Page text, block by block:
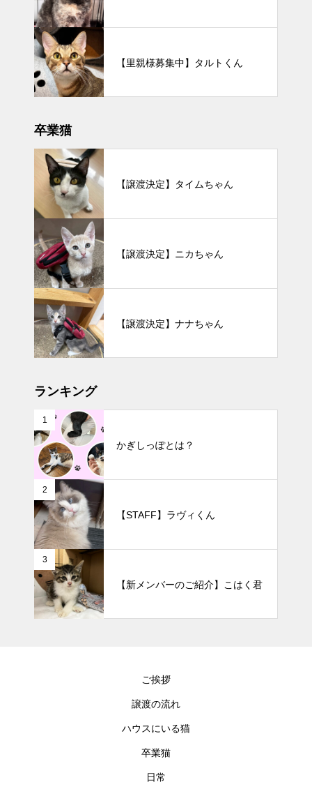
【里親様募集中】タルトくん
卒業猫
【譲渡決定】タイムちゃん
【譲渡決定】ニカちゃん
【譲渡決定】ナナちゃん
ランキング
1
かぎしっぽとは？
2
【STAFF】ラヴィくん
3
【新メンバーのご紹介】こはく君
ご挨拶
譲渡の流れ
ハウスにいる猫
卒業猫
日常